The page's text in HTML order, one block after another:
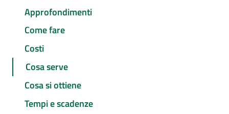
Approfondimenti
Come fare
Costi
Cosa serve
Cosa si ottiene
Tempi e scadenze